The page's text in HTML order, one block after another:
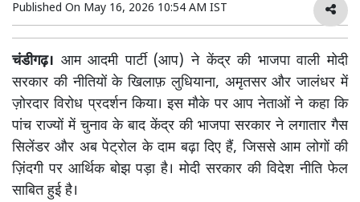
Published On May 16, 2026 10:54 AM IST
चंडीगढ़। आम आदमी पार्टी (आप) ने केंद्र की भाजपा वाली मोदी
सरकार की नीतियों के खिलाफ़ लुधियाना, अमृतसर और जालंधर में
ज़ोरदार विरोध प्रदर्शन किया। इस मौके पर आप नेताओं ने कहा कि
पांच राज्यों में चुनाव के बाद केंद्र की भाजपा सरकार ने लगातार गैस
सिलेंडर और अब पेट्रोल के दाम बढ़ा दिए हैं, जिससे आम लोगों की
ज़िंदगी पर आर्थिक बोझ पड़ा है। मोदी सरकार की विदेश नीति फेल
साबित हुई है।